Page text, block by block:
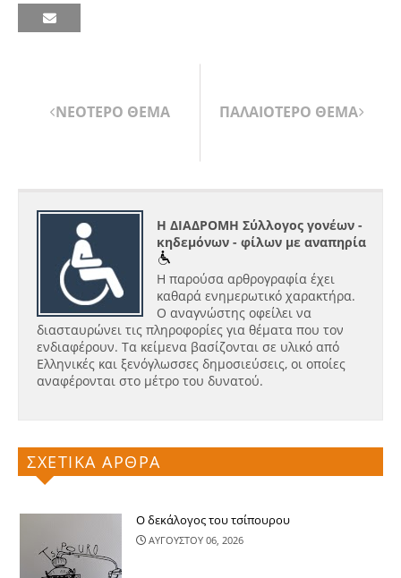
ΝΕΟΤΕΡΟ ΘΕΜΑ ΠΑΛΑΙΟΤΕΡΟ ΘΕΜΑ
Η ΔΙΑΔΡΟΜΗ Σύλλογος γονέων -
κηδεμόνων - φίλων με αναπηρία
Η παρούσα αρθρογραφία έχει
καθαρά ενημερωτικό χαρακτήρα.
Ο αναγνώστης οφείλει να
διασταυρώνει τις πληροφορίες για θέματα που τον
ενδιαφέρουν. Τα κείμενα βασίζονται σε υλικό από
Ελληνικές και ξενόγλωσσες δημοσιεύσεις, οι οποίες
αναφέρονται στο μέτρο του δυνατού.
ΣΧΕΤΙΚΑ ΑΡΘΡΑ
Ο δεκάλογος του τσίπουρου
ΑΥΓΟΥΣΤΟΥ 06, 2026